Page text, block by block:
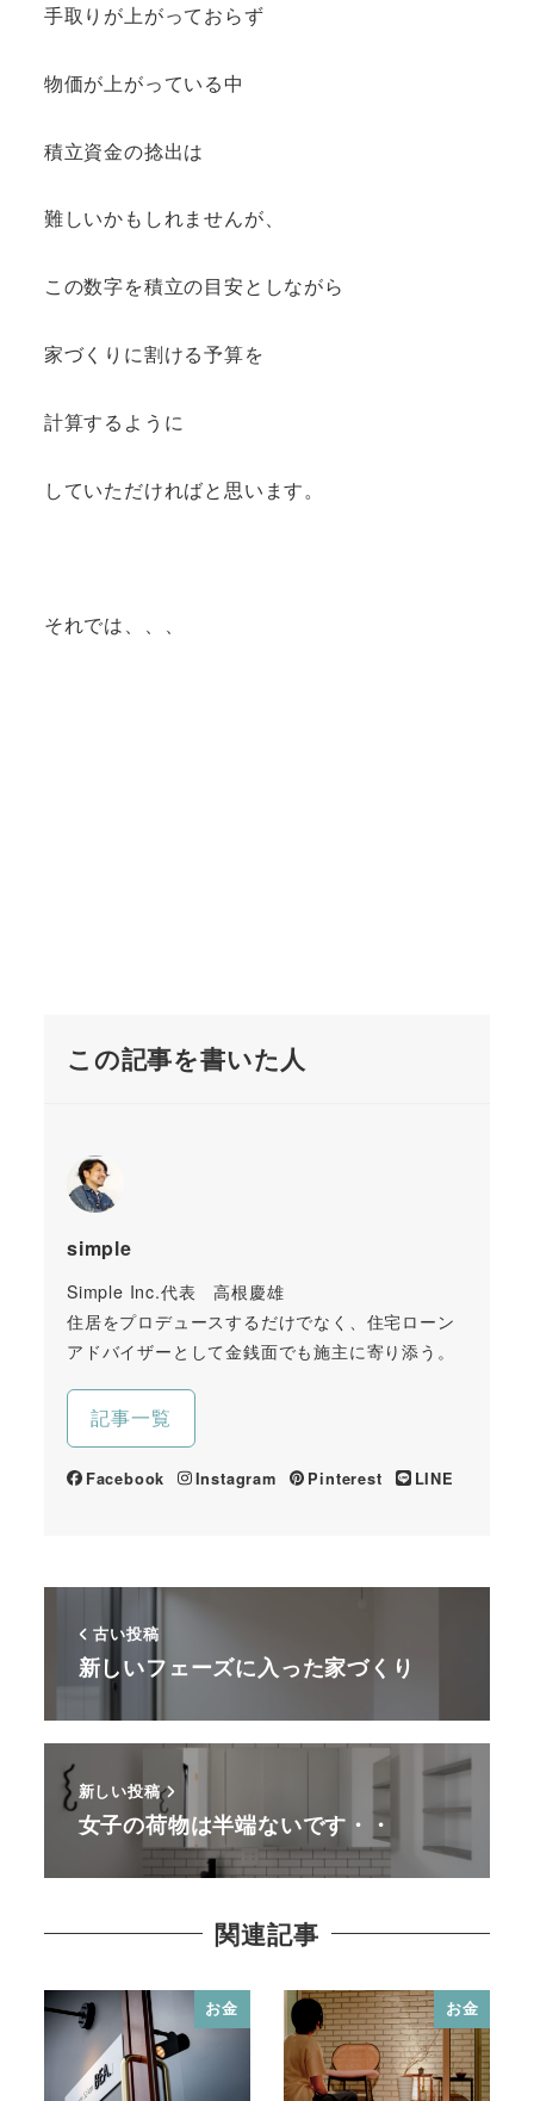
手取りが上がっておらず
物価が上がっている中
積立資金の捻出は
難しいかもしれませんが、
この数字を積立の目安としながら
家づくりに割ける予算を
計算するように
していただければと思います。
それでは、、、
この記事を書いた人
simple
Simple Inc.代表 高根慶雄
住居をプロデュースするだけでなく、住宅ローン
アドバイザーとして金銭面でも施主に寄り添う。
記事一覧
Facebook Instagram Pinterest LINE
古い投稿
新しいフェーズに入った家づくり
新しい投稿
女子の荷物は半端ないです・・
関連記事
お金 お金